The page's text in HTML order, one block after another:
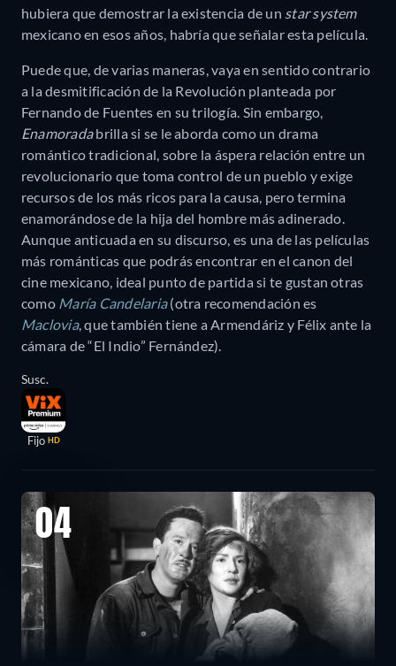
hubiera que demostrar la existencia de un star system
mexicano en esos años, habría que señalar esta película.
Puede que, de varias maneras, vaya en sentido contrario
a la desmitificación de la Revolución planteada por
Fernando de Fuentes en su trilogía. Sin embargo,
Enamoradabrilla si se le aborda como un drama
romántico tradicional, sobre la áspera relación entre un
revolucionario que toma control de un pueblo y exige
recursos de los más ricos para la causa, pero termina
enamorándose de la hija del hombre más adinerado.
Aunque anticuada en su discurso, es una de las películas
más románticas que podrás encontrar en el canon del
cine mexicano, ideal punto de partida si te gustan otras
como María Candelaria(otra recomendación es
Maclovia, que también tiene a Armendáriz y Félix ante la
cámara de “El Indio” Fernández).
Susc.
Fijo HD
04